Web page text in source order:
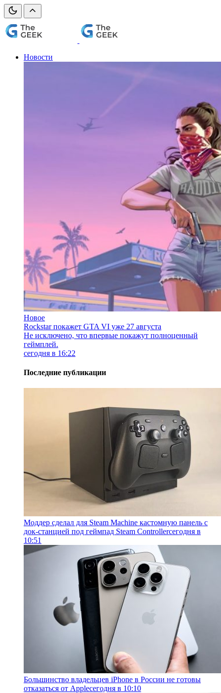
Новости
Новое
Rockstar покажет GTA VI уже 27 августа
Не исключено, что впервые покажут полноценный
геймплей.
сегодня в 16:22
Последние публикации
Моддер сделал для Steam Machine кастомную панель с
док-станцией под геймпад Steam Controllerсегодня в
10:51
Большинство владельцев iPhone в России не готовы
отказаться от Appleсегодня в 10:10